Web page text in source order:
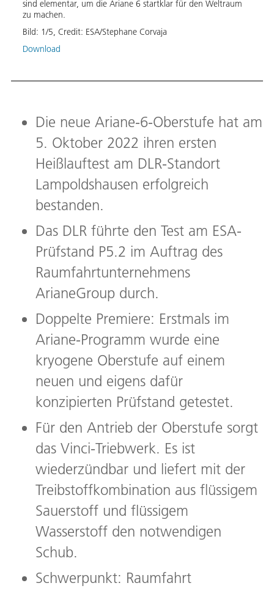
sind ele­men­tar, um die Aria­ne 6 start­klar für den Welt­raum
zu ma­chen.
Bild: 1/5, Credit: ESA/Stephane Corvaja
Download
Die neue Ariane-6-Oberstufe hat am
5. Oktober 2022 ihren ersten
Heißlauftest am DLR-Standort
Lampoldshausen erfolgreich
bestanden.
Das DLR führte den Test am ESA-
Prüfstand P5.2 im Auftrag des
Raumfahrtunternehmens
ArianeGroup durch.
Doppelte Premiere: Erstmals im
Ariane-Programm wurde eine
kryogene Oberstufe auf einem
neuen und eigens dafür
konzipierten Prüfstand getestet.
Für den Antrieb der Oberstufe sorgt
das Vinci-Triebwerk. Es ist
wiederzündbar und liefert mit der
Treibstoffkombination aus flüssigem
Sauerstoff und flüssigem
Wasserstoff den notwendigen
Schub.
Schwerpunkt: Raumfahrt